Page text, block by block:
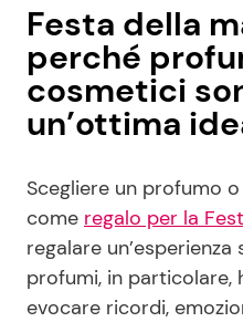
Festa della
perché
cosmetici
un’ottima
Scegliere un profumo
come regalo per la
regalare un’esperienza
profumi, in particolare,
evocare ricordi,